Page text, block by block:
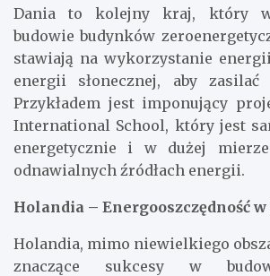
Dania to kolejny kraj, który
budowie budynków
stawiają na wykorzystanie
energii słonecznej, aby zasilać
Przykładem jest imponujący
International School, który jest
energetycznie i w dużej
odnawialnych źródłach energii.
Holandia – Energooszczędność
Holandia, mimo niewielkiego
znaczące sukcesy w